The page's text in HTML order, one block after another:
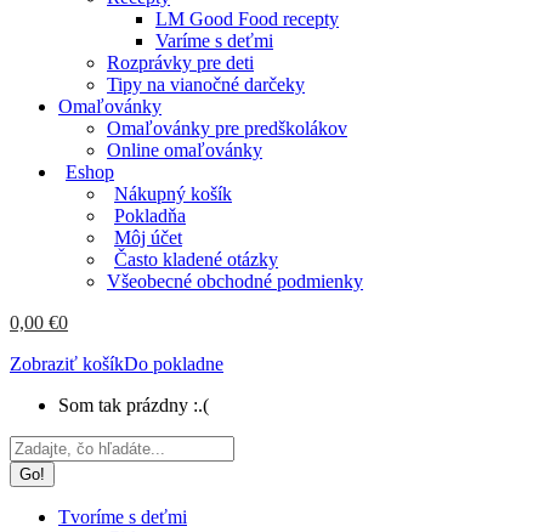
LM Good Food recepty
Varíme s deťmi
Rozprávky pre deti
Tipy na vianočné darčeky
Omaľovánky
Omaľovánky pre predškolákov
Online omaľovánky
Eshop
Nákupný košík
Pokladňa
Môj účet
Často kladené otázky
Všeobecné obchodné podmienky
0,00 €0
Zobraziť košíkDo pokladne
Som tak prázdny :.(
Search:
Tvoríme s deťmi